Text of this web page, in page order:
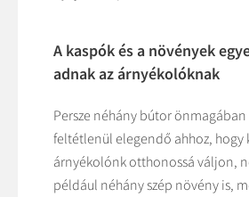
A kaspók és a növények
adnak az árnyékolóknak
Persze néhány bútor
feltétlenül elegendő ahhoz, hogy
árnyékolónk otthonossá váljon,
például néhány szép növény is,